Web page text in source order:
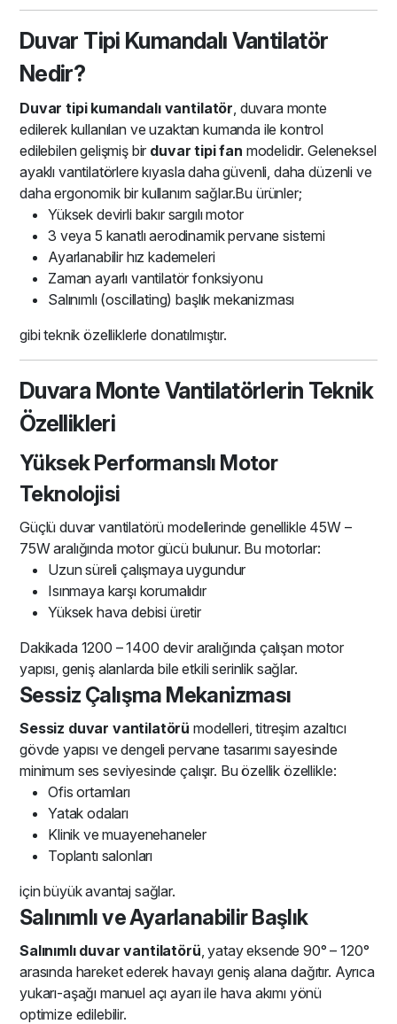
Duvar Tipi Kumandalı Vantilatör
Nedir?
Duvar tipi kumandalı vantilatör, duvara monte
edilerek kullanılan ve uzaktan kumanda ile kontrol
edilebilen gelişmiş bir duvar tipi fan modelidir. Geleneksel
ayaklı vantilatörlere kıyasla daha güvenli, daha düzenli ve
daha ergonomik bir kullanım sağlar.Bu ürünler;
Yüksek devirli bakır sargılı motor
3 veya 5 kanatlı aerodinamik pervane sistemi
Ayarlanabilir hız kademeleri
Zaman ayarlı vantilatör fonksiyonu
Salınımlı (oscillating) başlık mekanizması
gibi teknik özelliklerle donatılmıştır.
Duvara Monte Vantilatörlerin Teknik
Özellikleri
Yüksek Performanslı Motor
Teknolojisi
Güçlü duvar vantilatörü modellerinde genellikle 45W –
75W aralığında motor gücü bulunur. Bu motorlar:
Uzun süreli çalışmaya uygundur
Isınmaya karşı korumalıdır
Yüksek hava debisi üretir
Dakikada 1200 – 1400 devir aralığında çalışan motor
yapısı, geniş alanlarda bile etkili serinlik sağlar.
Sessiz Çalışma Mekanizması
Sessiz duvar vantilatörü modelleri, titreşim azaltıcı
gövde yapısı ve dengeli pervane tasarımı sayesinde
minimum ses seviyesinde çalışır. Bu özellik özellikle:
Ofis ortamları
Yatak odaları
Klinik ve muayenehaneler
Toplantı salonları
için büyük avantaj sağlar.
Salınımlı ve Ayarlanabilir Başlık
Salınımlı duvar vantilatörü, yatay eksende 90° – 120°
arasında hareket ederek havayı geniş alana dağıtır. Ayrıca
yukarı-aşağı manuel açı ayarı ile hava akımı yönü
optimize edilebilir.